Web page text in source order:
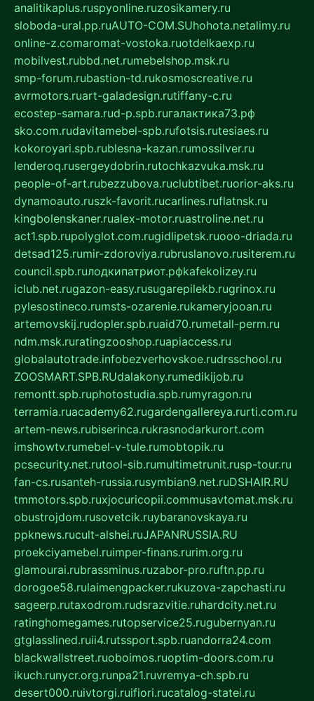
analitikaplus.ruspyonline.ruzosikamery.ru
sloboda-ural.pp.ruAUTO-COM.SUhohota.netalimy.ru
online-z.comaromat-vostoka.ruotdelkaexp.ru
mobilvest.rubbd.net.rumebelshop.msk.ru
smp-forum.rubastion-td.rukosmoscreative.ru
avrmotors.ruart-galadesign.rutiffany-c.ru
ecostep-samara.rud-p.spb.ruгалактика73.рф
sko.com.rudavitamebel-spb.rufotsis.rutesiaes.ru
kokoroyari.spb.rublesna-kazan.rumossilver.ru
lenderoq.rusergeydobrin.rutochkazvuka.msk.ru
people-of-art.rubezzubova.ruclubtibet.ruorior-aks.ru
dynamoauto.ruszk-favorit.rucarlines.ruflatnsk.ru
kingbolenskaner.rualex-motor.ruastroline.net.ru
act1.spb.rupolyglot.com.rugidlipetsk.ruooo-driada.ru
detsad125.rumir-zdoroviya.rubruslanovo.rusiterem.ru
council.spb.ruлодкипатриот.рфkafekolizey.ru
iclub.net.rugazon-easy.rusugarepilekb.rugrinox.ru
pylesostineco.rumsts-ozarenie.rukameryjooan.ru
artemovskij.rudopler.spb.ruaid70.rumetall-perm.ru
ndm.msk.ruratingzooshop.ruapiaccess.ru
globalautotrade.infobezverhovskoe.rudrsschool.ru
ZOOSMART.SPB.RUdalakony.rumedikijob.ru
remontt.spb.ruphotostudia.spb.rumyragon.ru
terramia.ruacademy62.rugardengallereya.rurti.com.ru
artem-news.rubiserinca.rukrasnodarkurort.com
imshowtv.rumebel-v-tule.rumobtopik.ru
pcsecurity.net.rutool-sib.rumultimetrunit.rusp-tour.ru
fan-cs.rusanteh-russia.rusymbian9.net.ruDSHAIR.RU
tmmotors.spb.ruxjocuricopii.commusavtomat.msk.ru
obustrojdom.rusovetcik.ruybaranovskaya.ru
ppknews.rucult-alshei.ruJAPANRUSSIA.RU
proekciyamebel.ruimper-finans.rurim.org.ru
glamourai.rubrassminus.ruzabor-pro.ruftn.pp.ru
dorogoe58.rulaimengpacker.rukuzova-zapchasti.ru
sageerp.rutaxodrom.rudsrazvitie.ruhardcity.net.ru
ratinghomegames.rutopservice25.rugubernyan.ru
gtglasslined.ruii4.rutssport.spb.ruandorra24.com
blackwallstreet.ruoboimos.ruoptim-doors.com.ru
ikuch.runycr.org.runpa21.ruvremya-ch.spb.ru
desert000.ruivtorgi.ruifiori.rucatalog-statei.ru